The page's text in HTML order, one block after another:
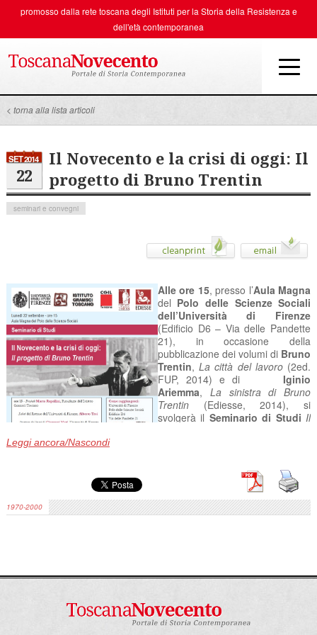
promosso dalla rete toscana degli Istituti per la Storia della Resistenza e
dell'età contemporanea
< torna alla lista articoli
SET 2014
22
Il Novecento e la crisi di oggi: Il
progetto di Bruno Trentin
seminari e convegni
Alle ore 15, presso l’Aula Magna
del Polo delle Scienze Sociali
dell’Università di Firenze
(Edificio D6 – Via delle Pandette
21), in occasione della
pubblicazione dei volumi di Bruno
Trentin,La città del lavoro(2ed.
FUP, 2014) e di
Iginio
Ariemma, La sinistra di Bruno
Trentin(Ediesse, 2014), si
svolgerà il Seminario di Studi Il
Presiede
Marta Rapallini,
Presidente dell’Istituto Gramsci
Apertura dei lavoridiGiovanni Mari, Università di Firenze
Intervengono:
Riccardo Del Punta, Università di Firenze
Leggi ancora/Nascondi
1970-2000